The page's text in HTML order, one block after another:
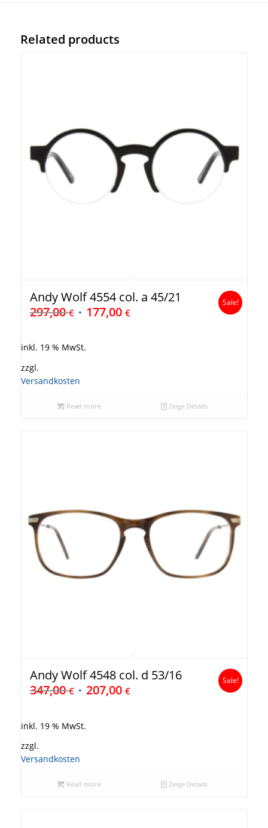
Related products
Andy Wolf 4554 col. a 45/21
297,00€ 177,00 €
Sale!
inkl. 19 % MwSt.
zzgl.
Versandkosten
Read more Zeige Details
Andy Wolf 4548 col. d 53/16
347,00€ 207,00 €
Sale!
inkl. 19 % MwSt.
zzgl.
Versandkosten
Read more Zeige Details